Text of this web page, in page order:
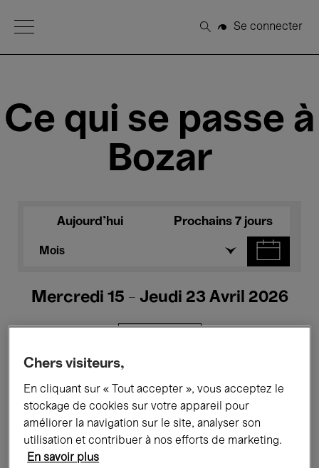
Open Menu
Rechercher
Se connecter
Ce qui se passe à
Bozar
Aujourd'hui Prochains 7 jours
Mois
Mercredi 15 - Jeudi 23 Avril 2026
Tous les événements Concerts
Expositions Performances
Rencontres & Débats
Chers visiteurs,
En cliquant sur « Tout accepter », vous acceptez le
stockage de cookies sur votre appareil pour
améliorer la navigation sur le site, analyser son
utilisation et contribuer à nos efforts de marketing.
En savoir plus